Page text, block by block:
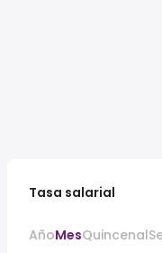
Tasa salarial
AñoMesQuincenal